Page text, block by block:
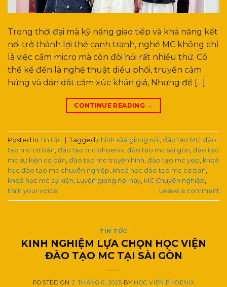
Trong thời đại mà kỹ năng giao tiếp và khả năng kết
nối trở thành lợi thế cạnh tranh, nghề MC không chỉ
là việc cầm micro mà còn đòi hỏi rất nhiều thứ. Có
thể kể đến là nghệ thuật diều phối, truyền cảm
hứng và dẫn dắt cảm xúc khán giả, Nhưng để […]
CONTINUE READING →
Posted in Tin tức Tagged chỉnh sửa giọng nói, đào tạo MC, đào
tạo mc cơ bản, đào tạo mc phoenix, đào tạo mc sài gòn, đào tạo
mc sự kiện cơ bản, đào tạo mc truyền hình, đào tạo mc yep, khoá
học đào tạo mc chuyên nghiệp, khoá học đào tạo mc cơ bản,
khoá học mc sự kiện, Luyện giọng nói hay, MC Chuyên nghiệp,
train your voice
Leave a comment
TIN TỨC
KINH NGHIỆM LỰA CHỌN HỌC VIỆN
ĐÀO TẠO MC TẠI SÀI GÒN
POSTED ON2 THÁNG 6, 2025 BY HỌC VIỆN PHOENIX